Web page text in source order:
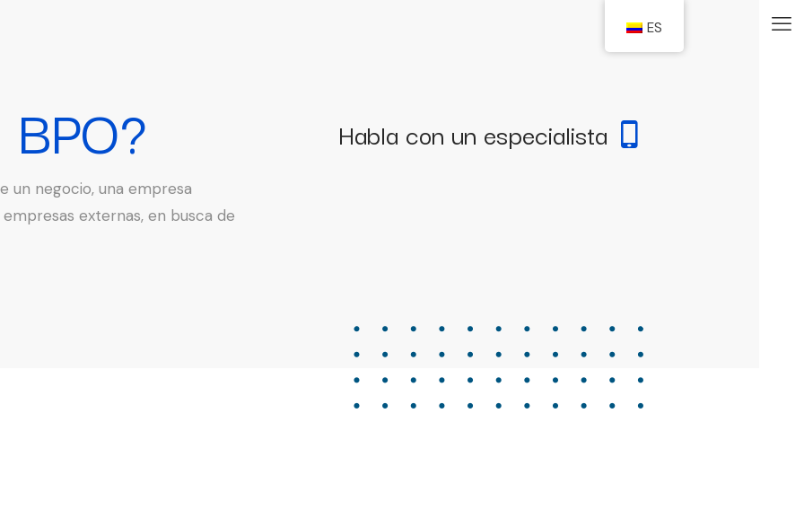
un negocio, una empresa
externas, en busca de
Habla con un especialista
ES